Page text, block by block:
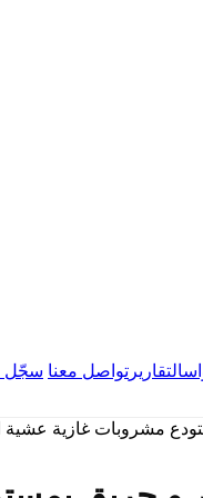
التقارير تواصل معنا سجّل